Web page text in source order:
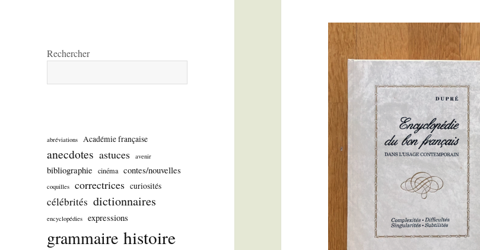
Rechercher
abréviations Académie française
anecdotes astuces avenir
bibliographie cinéma contes/nouvelles
coquilles correctrices curiosités
célébrités dictionnaires
encyclopédies expressions
grammaire histoire